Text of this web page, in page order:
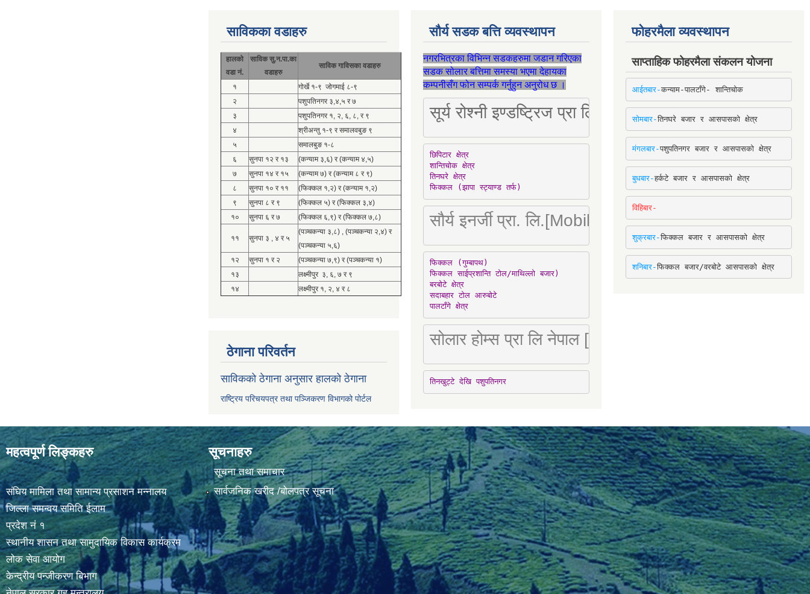
साविकका वडाहरु
हालको
वडा नं.
साविक सु.न.पा.का
वडाहरु
साविक गाविसका वडाहरु
१
गोर्खे १-९ जोगमाई ८-९
२
पशुपतिनगर ३,४,५ र ७
३
पशुपतिनगर १, २, ६, ८, र ९
४
श्रीअन्तु १-९ र समालवबुङ ९
५
समालबुङ १-८
६
सुनपा १२ र १३
(कन्याम ३,६) र (कन्याम ४,५)
७
सुनपा १४ र १५
(कन्याम ७) र (कन्याम ८ र ९)
८
सुनपा १० र ११
(फिक्कल १,२) र (कन्याम १,२)
९
सुनपा ८ र ९
(फिक्कल ५) र (फिक्कल ३,४)
१०
सुनपा ६ र ७ (फिक्कल ६,९) र (फिक्कल ७,८)
११ सुनपा ३ , ४ र ५
(पञ्चकन्या ३,८) , (पञ्चकन्या २,४) र
(पञ्चकन्या ५,६)
१२
सुनपा १ र २
(पञ्चकन्या ७,९) र (पञ्चकन्या १)
१३
लक्ष्मीपुर ३, ६, ७ र ९
१४
लक्ष्मीपुर १, २, ४ र ८
ठेगाना परिवर्तन
साविकको ठेगाना अनुसार हालको ठेगाना
राष्ट्रिय परिचयपत्र तथा पञ्जिकरण विभागको पोर्टल
सौर्य सडक बत्ति व्यवस्थापन
नगरभित्रका विभिन्न सडकहरुमा जडान गरिएका
सडक सोलार बत्तिमा समस्या भएमा देहायका
कम्पनीसँग फोन सम्पर्क गर्नुहुन अनुरोध छ ।
सूर्य रोश्नी इण्डष्ट्रिज प्रा लि [Mobile: 9851034034]
छिपिटार क्षेत्र
शान्तिचोक क्षेत्र
तिनघरे क्षेत्र
फिक्कल (झापा स्ट्याण्ड तर्फ)
सौर्य इनर्जी प्रा. लि.[Mobile : 9842780266]
फिक्कल (गुम्बापथ)
फिक्कल साईप्रशान्ति टोल/माथिल्लो बजार)
बरबोटे क्षेत्र
सदाबहार टोल आरुबोटे
पालटाँगे क्षेत्र
सोलार होम्स प्रा लि नेपाल [Mobile : 9851066274]
तिनखुट्टे देखि पशुपतिनगर
फोहरमैला व्यवस्थापन
साप्ताहिक फोहरमैला संकलन योजना
आईतबार-कन्याम-पालटाँगे- शान्तिचोक
सोमबार-तिनघरे बजार र आसपासको क्षेत्र
मंगलबार-पशुपतिनगर बजार र आसपासको क्षेत्र
बुधबार-हर्कटे बजार र आसपासको क्षेत्र
विहिबार-
शुक्रबार-फिक्कल बजार र आसपासको क्षेत्र
शनिबार-फिक्कल बजार/वरबोटे आसपासको क्षेत्र
महत्वपूर्ण लिङ्कहरु
संघिय मामिला तथा सामान्य प्रसाशन मन्नालय
जिल्ला समन्वय समिति ईलाम
प्रदेश नं १
स्थानीय शासन तथा सामुदायिक विकास कार्यक्रम
लोक सेवा आयोग
केन्द्रीय पन्जीकरण बिभाग
सूचनाहरु
सूचना तथा समाचार
सार्वजनिक खरीद /बोलपत्र सूचना